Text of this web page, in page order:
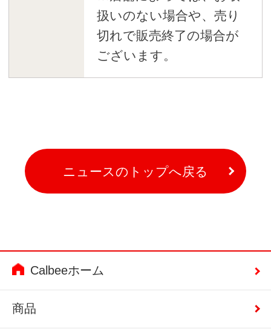
扱いのない場合や、売り
切れで販売終了の場合が
ございます。
ニュースのトップへ戻る
Calbeeホーム
商品